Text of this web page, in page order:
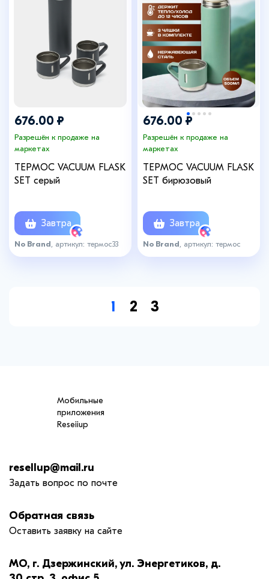
676.00 ₽
Разрешён к продаже на
маркетах
ТЕРМОС VACUUM FLASK
SET серый
Завтра
No Brand , артикул: термос33
676.00 ₽
Разрешён к продаже на
маркетах
ТЕРМОС VACUUM FLASK
SET бирюзовый
Завтра
No Brand , артикул: термос
1 2 3
Мобильные
приложения
Reseiiup
resellup@mail.ru
Задать вопрос по почте
Обратная связь
Оставить заявку на сайте
МО, г. Дзержинский, ул. Энергетиков, д.